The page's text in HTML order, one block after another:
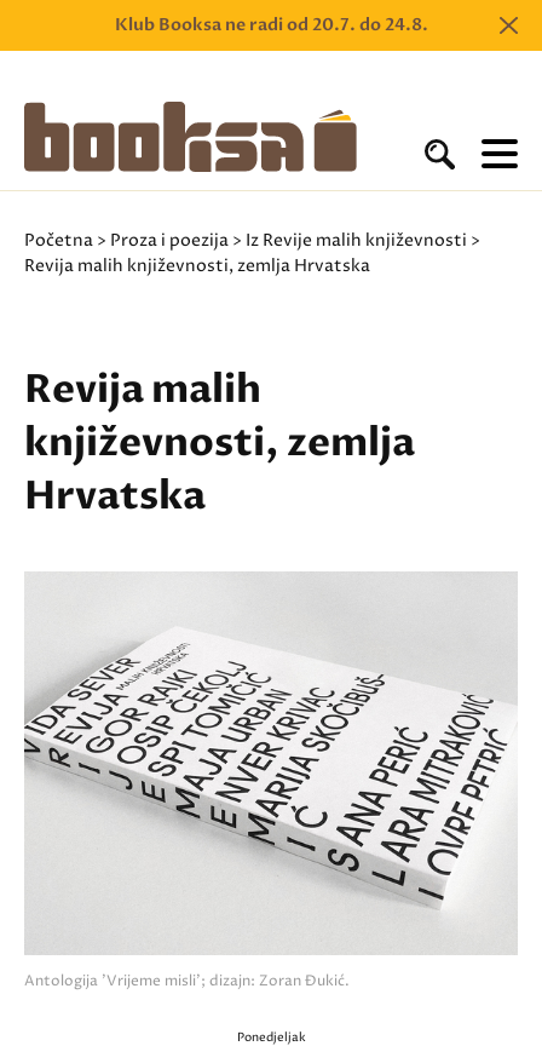
Klub Booksa ne radi od 20.7. do 24.8.
Početna > Proza i poezija > Iz Revije malih književnosti >
Revija malih književnosti, zemlja Hrvatska
Revija malih
književnosti, zemlja
Hrvatska
Antologija 'Vrijeme misli'; dizajn: Zoran Đukić.
Ponedjeljak